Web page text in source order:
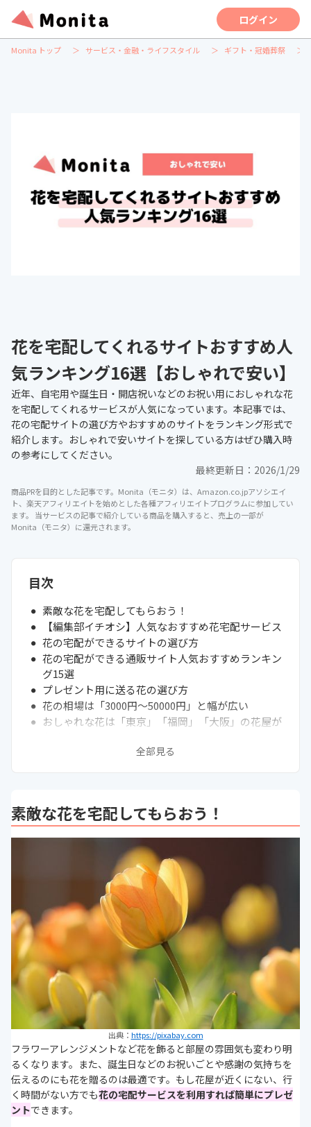
ログイン
Monita トップ サービス・金融・ライフスタイル ギフト・冠婚葬祭
花を宅配してくれるサイトおすすめ人
気ランキング16選【おしゃれで安い】
近年、自宅用や誕生日・開店祝いなどのお祝い用におしゃれな花
を宅配してくれるサービスが人気になっています。本記事では、
花の宅配サイトの選び方やおすすめのサイトをランキング形式で
紹介します。おしゃれで安いサイトを探している方はぜひ購入時
の参考にしてください。
最終更新日： 2026/1/29
商品PRを目的とした記事です。Monita（モニタ）は、Amazon.co.jpアソシエイ
ト、楽天アフィリエイトを始めとした各種アフィリエイトプログラムに参加してい
ます。 当サービスの記事で紹介している商品を購入すると、売上の一部が
Monita（モニタ）に還元されます。
目次
素敵な花を宅配してもらおう！
【編集部イチオシ】人気なおすすめ花宅配サービス
花の宅配ができるサイトの選び方
花の宅配ができる通販サイト人気おすすめランキン
グ15選
プレゼント用に送る花の選び方
花の相場は「3000円〜50000円」と幅が広い
おしゃれな花は「東京」「福岡」「大阪」の花屋が
全部見る
素敵な花を宅配してもらおう！
出典： https://pixabay.com
フラワーアレンジメントなど花を飾ると部屋の雰囲気も変わり明
るくなります。また、誕生日などのお祝いごとや感謝の気持ちを
伝えるのにも花を贈るのは最適です。もし花屋が近くにない、行
く時間がない方でも花の宅配サービスを利用すれば簡単にプレゼ
ントできます。